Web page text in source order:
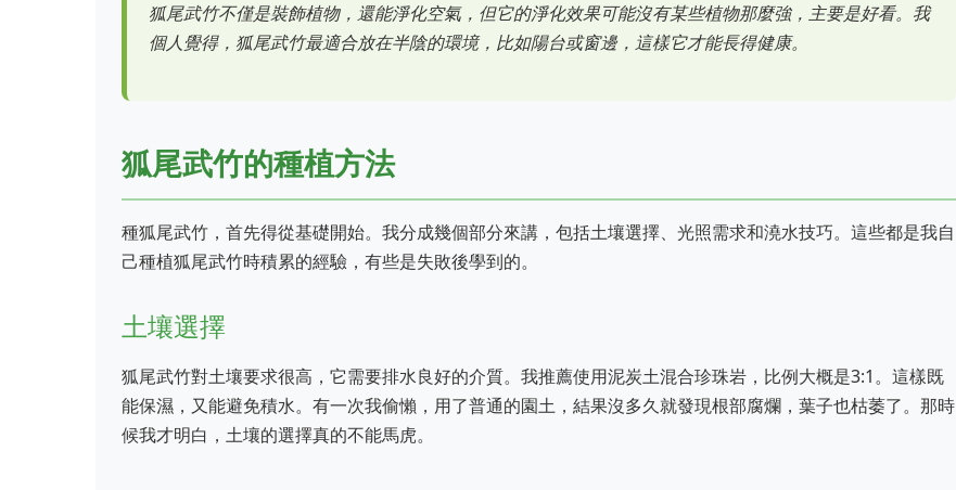
狐尾武竹不僅是裝飾植物，還能淨化空氣，但它的淨化效果可能沒有某些植物那麼強，主要是好看。我
個人覺得，狐尾武竹最適合放在半陰的環境，比如陽台或窗邊，這樣它才能長得健康。
狐尾武竹的種植方法
種狐尾武竹，首先得從基礎開始。我分成幾個部分來講，包括土壤選擇、光照需求和澆水技巧。這些都是我自
己種植狐尾武竹時積累的經驗，有些是失敗後學到的。
土壤選擇
狐尾武竹對土壤要求很高，它需要排水良好的介質。我推薦使用泥炭土混合珍珠岩，比例大概是3:1。這樣既
能保濕，又能避免積水。有一次我偷懶，用了普通的園土，結果沒多久就發現根部腐爛，葉子也枯萎了。那時
候我才明白，土壤的選擇真的不能馬虎。